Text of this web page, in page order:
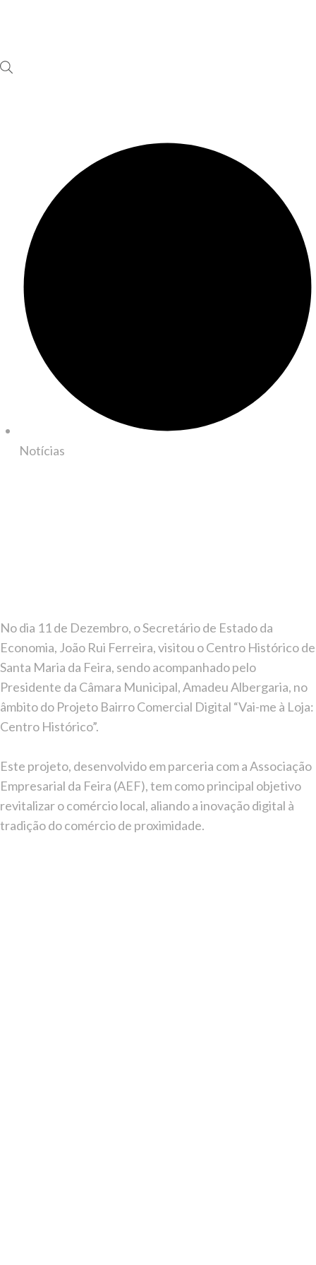
Notícias
No dia 11 de Dezembro, o Secretário de Estado da
Economia, João Rui Ferreira, visitou o Centro Histórico de
Santa Maria da Feira, sendo acompanhado pelo
Presidente da Câmara Municipal, Amadeu Albergaria, no
âmbito do Projeto Bairro Comercial Digital “Vai-me à Loja:
Centro Histórico”.
Este projeto, desenvolvido em parceria com a Associação
Empresarial da Feira (AEF), tem como principal objetivo
revitalizar o comércio local, aliando a inovação digital à
tradição do comércio de proximidade.